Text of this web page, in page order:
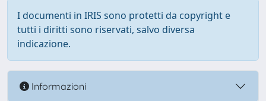
I documenti in IRIS sono protetti da copyright e
tutti i diritti sono riservati, salvo diversa
indicazione.
Informazioni